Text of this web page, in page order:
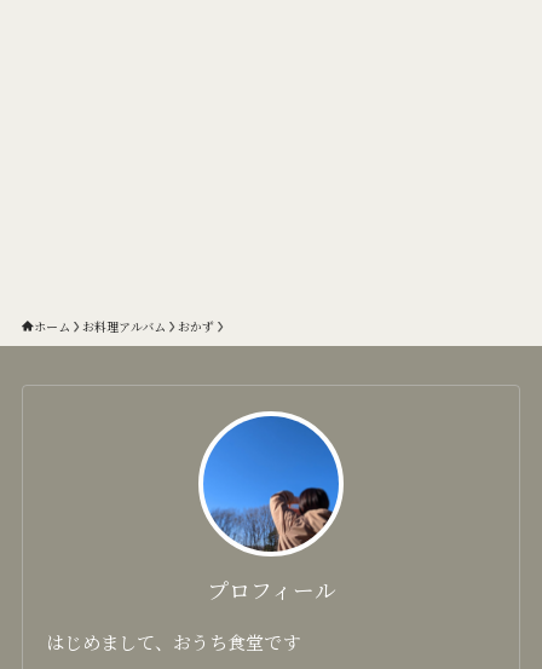
ホーム お料理アルバム おかず
プロフィール
はじめまして、おうち食堂です